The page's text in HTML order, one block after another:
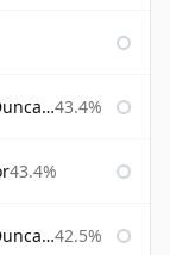
43.4%
43.4%
42.5%